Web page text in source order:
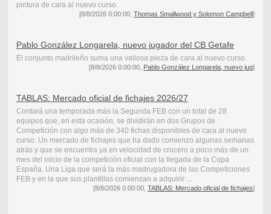
pintura de cara al nuevo curso.
[8/8/2026 0:00:00,Thomas Smallwood y Solomon Campbell]
Pablo González Longarela, nuevo jugador del CB Getafe
El conjunto madrileño suma una valiosa pieza de cara al nuevo curso.
[8/8/2026 0:00:00, Pablo González Longarela, nuevo jug]
TABLAS: Mercado oficial de fichajes 2026/27
Contará una temporada más la Segunda FEB con un total de 28
equipos que, en esta ocasión, se dividirán en dos Grupos de
Competición con algo más de 340 fichas disponibles de cara al nuevo
curso. Un mercado de fichajes que ha dado comienzo algunas semanas
atrás y que se encuentra ya en velocidad de crucero a poco más de un
mes del inicio de la competición oficial con la llegada de la Copa
España. Una Liga que será la más madrugadora de las Competiciones
FEB y en la que sus plantillas comienzan a adquirir ...
[8/8/2026 0:00:00,TABLAS: Mercado oficial de fichajes]